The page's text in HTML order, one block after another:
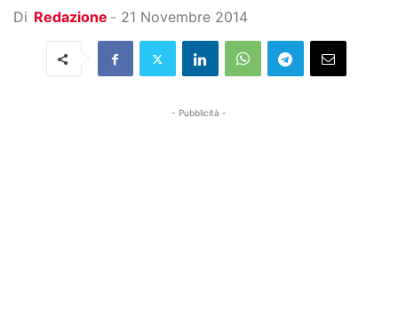
Di Redazione - 21 Novembre 2014
- Pubblicità -